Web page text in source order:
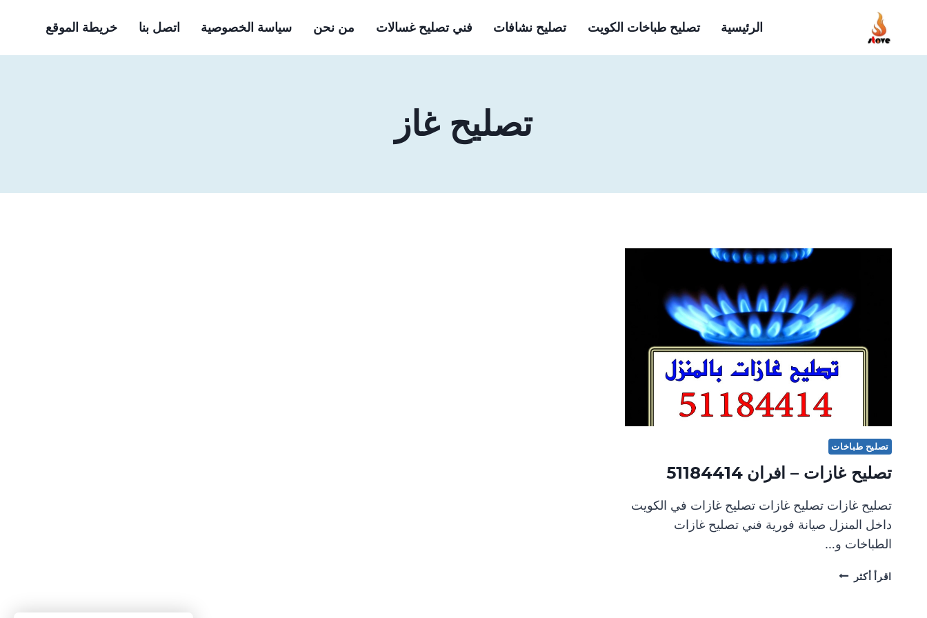
المحتوى
الرئيسية تصليح طباخات الكويت تصليح نشافات فني تصليح غسالات من نحن سياسة الخصوصية اتصل بنا خريطة الموقع
تصليح غاز
تصليح طباخات
تصليح غازات – افران 51184414
تصليح غازات تصليح غازات تصليح غازات في الكويت
داخل المنزل صيانة فورية فني تصليح غازات
الطباخات و…
اقرأ أكثر
تصليح